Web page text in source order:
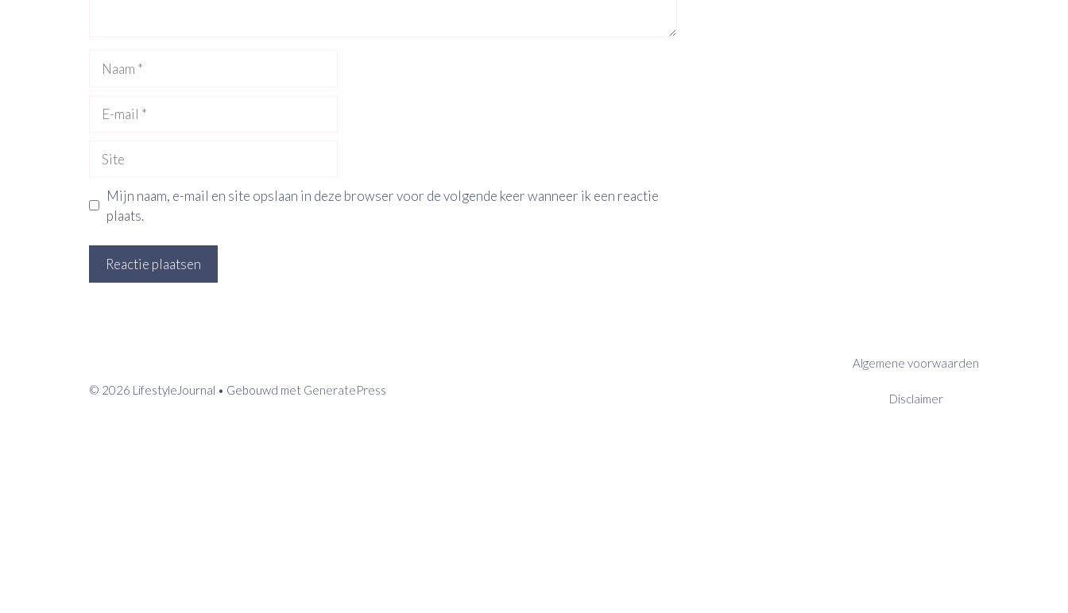
mail
Mijn naam, e-mail en site opslaan in deze browser voor de volgende keer wanneer ik een reactie
plaats.
Algemene voorwaarden
Disclaimer
© 2026 LifestyleJournal • Gebouwd met GeneratePress